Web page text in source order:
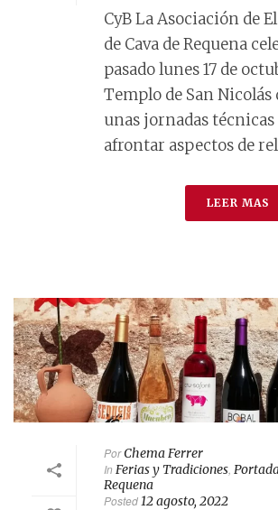
CyB La Asociación de
de Cava de Requena
pasado lunes 17 de
Templo de San Nicolás
unas jornadas técnicas
afrontar aspectos de
LEER MAS
PorChema Ferrer
In Ferias y Tradiciones
Requena
Posted12 agosto, 2022